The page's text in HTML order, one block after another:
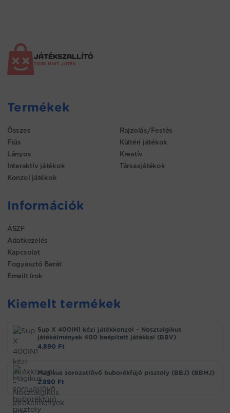
JÁTÉKSZALLÍTÓ
TÖBB MINT JÁTÉK
Termékek
Összes
Fiús
Lányos
Interaktív játékok
Konzol játékok
Rajzolás/Festés
Kültéri játékok
Kreatív
Társasjátékok
Információk
ÁSZF
Adatkezelés
Kapcsolat
Fogyasztó Barát
Emailt írok
Kiemelt termékek
Sup X 400IN1 kézi játékkonzol – Nosztalgikus
játékélmények 400 beépített játékkal (BBV)
4.890 Ft
Mágikus sorozatlövő buborékfújó pisztoly (BBJ) (BBMJ)
2.990 Ft